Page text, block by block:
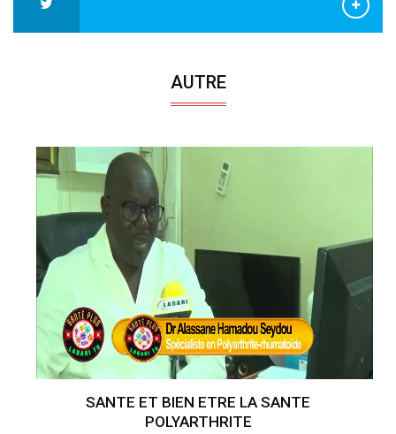
AUTRE
SANTE ET BIEN ETRE LA SANTE
POLYARTHRITE